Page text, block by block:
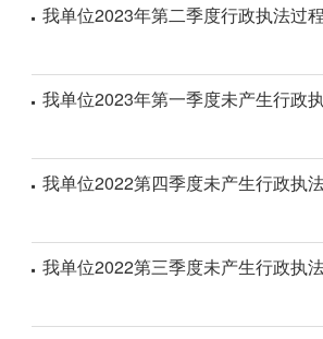
我单位2023年第二季度行政执法过
我单位2023年第一季度未产生行政
我单位2022第四季度未产生行政执
我单位2022第三季度未产生行政执